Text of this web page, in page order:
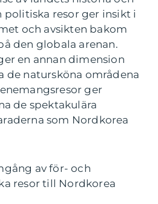
resor ger insikt i
och avsikten bakom
den globala arenan.
en annan dimension
de natursköna områdena
ger
de spektakulära
som Nordkorea
av för- och
resor till Nordkorea